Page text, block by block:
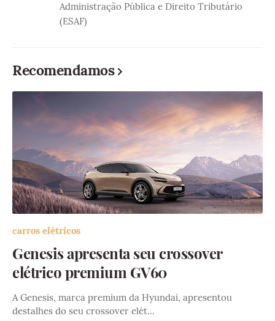
Administração Pública e Direito Tributário
(ESAF)
Recomendamos
carros elétricos
Genesis apresenta seu crossover
elétrico premium GV60
A Genesis, marca premium da Hyundai, apresentou
destalhes do seu crossover elét…